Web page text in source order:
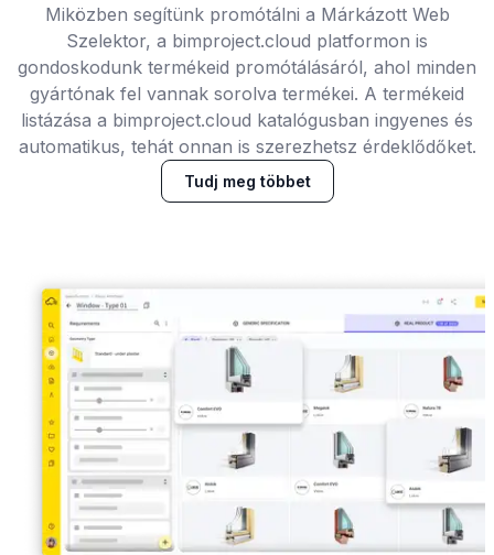
Miközben segítünk promótálni a Márkázott Web
Szelektor, a bimproject.cloud platformon is
gondoskodunk termékeid promótálásáról, ahol minden
gyártónak fel vannak sorolva termékei. A termékeid
listázása a bimproject.cloud katalógusban ingyenes és
automatikus, tehát onnan is szerezhetsz érdeklődőket.
Tudj meg többet